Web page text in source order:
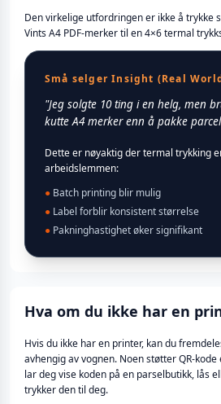
Den virkelige utfordringen er ikke å trykke
Vints A4 PDF-merker til en 4×6 termal
Små selger Insight (Real
"Jeg solgte 10 ting i en helg, men
kutte A4 merker enn å pakke
Dette er nøyaktig der termal trykking
arbeidslemmen:
● Batch printing blir mulig
● Label forblir konsistent størrelse
● Pakninghastighet øker signifikant
Hva om du ikke har en
Hvis du ikke har en printer, kan du
avhengig av vognen. Noen støtter QR-
lar deg vise koden på en parselbutikk, lås
trykker den til deg.